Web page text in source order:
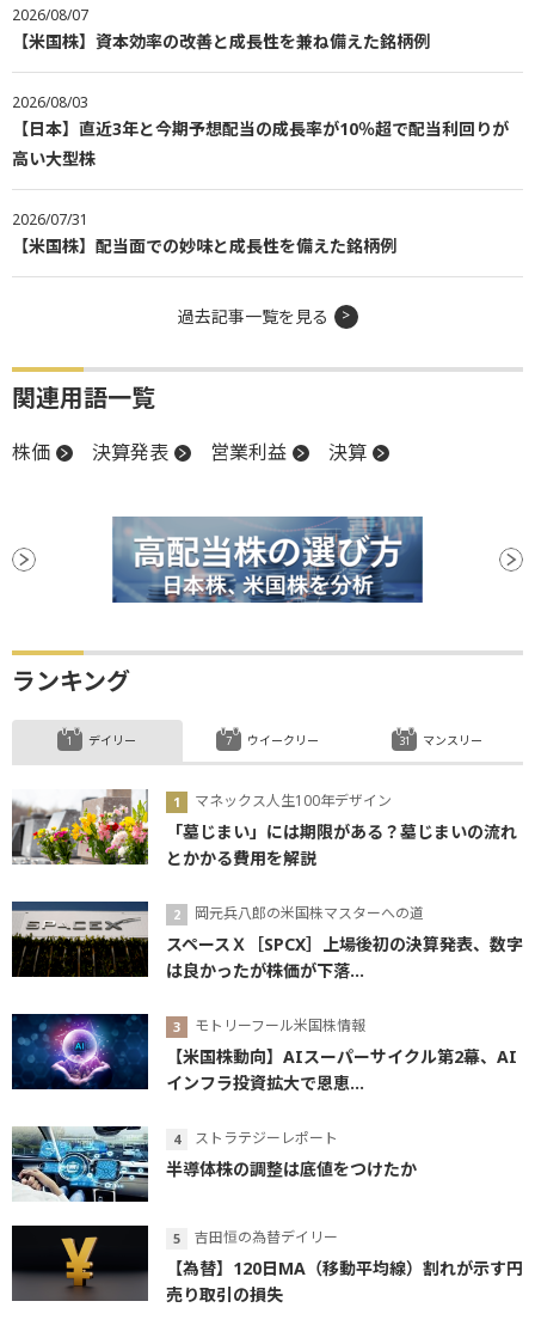
2026/08/07
【米国株】資本効率の改善と成長性を兼ね備えた銘柄例
2026/08/03
【日本】直近3年と今期予想配当の成長率が10％超で配当利回りが
高い大型株
2026/07/31
【米国株】配当面での妙味と成長性を備えた銘柄例
過去記事一覧を見る
関連用語一覧
株価 決算発表 営業利益 決算
ランキング
デイリー
マネックス人生100年デザイン
「墓じまい」には期限がある？墓じまいの流れ
とかかる費用を解説
岡元兵八郎の米国株マスターへの道
スペースＸ［SPCX］上場後初の決算発表、数字
は良かったが株価が下落...
モトリーフール米国株情報
【米国株動向】AIスーパーサイクル第2幕、AI
インフラ投資拡大で恩恵...
ストラテジーレポート
半導体株の調整は底値をつけたか
吉田恒の為替デイリー
【為替】120日MA（移動平均線）割れが示す円
売り取引の損失
ウイークリー マンスリー